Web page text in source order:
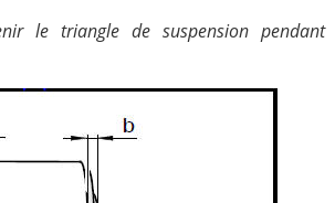
le triangle de suspension pendant